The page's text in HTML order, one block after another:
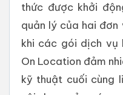
thức được khởi
quản lý của hai đơn
khi các gói dịch vụ
On Location đảm
kỹ thuật cuối cùng